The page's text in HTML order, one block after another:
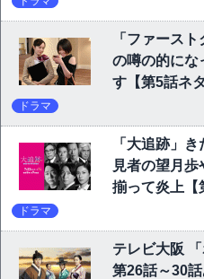
「ファース
の噂の的にな
す【第5話ネ
ドラマ
「大追跡」
見者の望月
揃って炎上【
ドラマ
テレビ大阪
第26話～30